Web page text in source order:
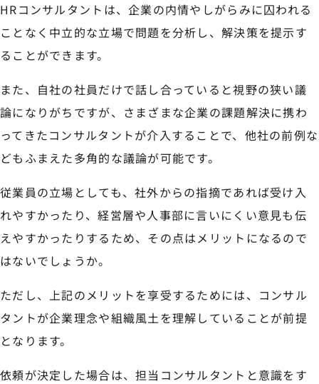
HRコンサルタントは、企業の内情やしがらみに囚われる
ことなく中立的な立場で問題を分析し、解決策を提示す
ることができます。
また、自社の社員だけで話し合っていると視野の狭い議
論になりがちですが、さまざまな企業の課題解決に携わ
ってきたコンサルタントが介入することで、他社の前例な
どもふまえた多角的な議論が可能です。
従業員の立場としても、社外からの指摘であれば受け入
れやすかったり、経営層や人事部に言いにくい意見も伝
えやすかったりするため、その点はメリットになるので
はないでしょうか。
ただし、上記のメリットを享受するためには、コンサル
タントが企業理念や組織風土を理解していることが前提
となります。
依頼が決定した場合は、担当コンサルタントと意識をす